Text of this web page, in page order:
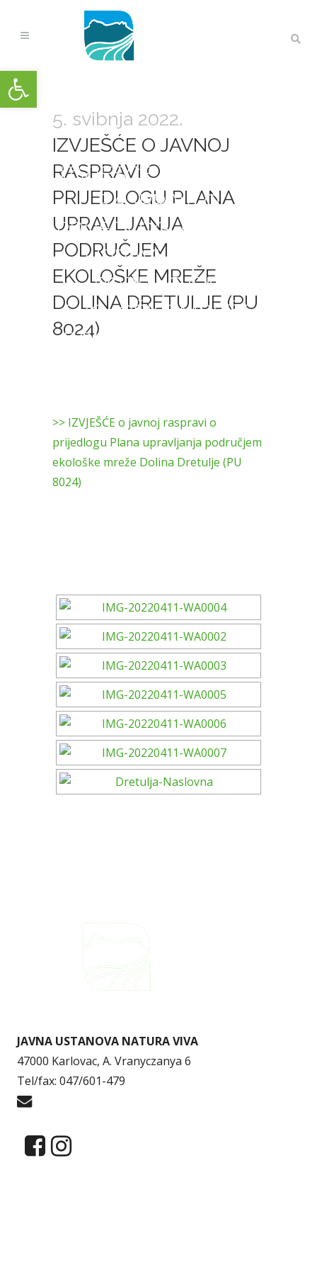
Open toolbar
IZVJEŠĆE O JAVNOJ
RASPRAVI O
PRIJEDLOGU PLANA
UPRAVLJANJA
PODRUČJEM
EKOLOŠKE MREŽE
DOLINA DRETULJE
5. svibnja 2022.
IZVJEŠĆE O JAVNOJ
RASPRAVI O
PRIJEDLOGU PLANA
UPRAVLJANJA
PODRUČJEM
EKOLOŠKE MREŽE
DOLINA DRETULJE (PU
8024)
>> IZVJEŠĆE o javnoj raspravi o
prijedlogu Plana upravljanja područjem
ekološke mreže Dolina Dretulje (PU
8024)
JAVNA USTANOVA NATURA VIVA
47000 Karlovac, A. Vranyczanya 6
Tel/fax: 047/601-479